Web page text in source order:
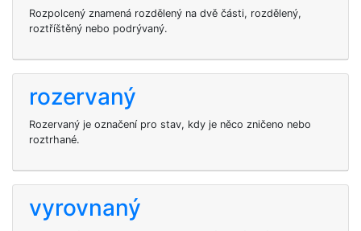
Rozpolcený znamená rozdělený na dvě části, rozdělený,
roztříštěný nebo podrývaný.
rozervaný
Rozervaný je označení pro stav, kdy je něco zničeno nebo
roztrhané.
vyrovnaný